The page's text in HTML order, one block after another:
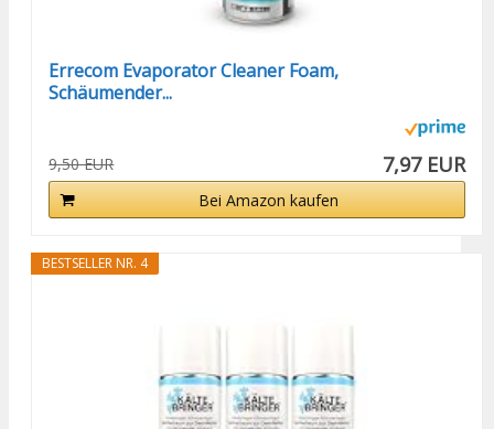
Errecom Evaporator Cleaner Foam,
Schäumender...
9,50 EUR 7,97 EUR
Bei Amazon kaufen
BESTSELLER NR. 4